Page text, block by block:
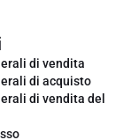
di vendita
di acquisto
di vendita del